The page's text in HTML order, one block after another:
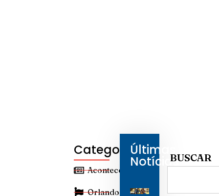
Categorias
Aconteceu
Orlando
Últimas
NotíciasBUSCAR